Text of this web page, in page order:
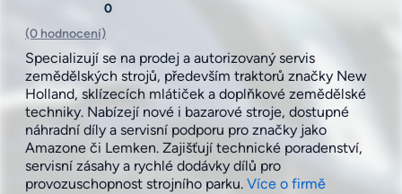
0
(0 hodnocení)
Specializují se na prodej a autorizovaný servis
zemědělských strojů, především traktorů značky New
Holland, sklízecích mlátiček a doplňkové zemědělské
techniky. Nabízejí nové i bazarové stroje, dostupné
náhradní díly a servisní podporu pro značky jako
Amazone či Lemken. Zajišťují technické poradenství,
servisní zásahy a rychlé dodávky dílů pro
provozuschopnost strojního parku. Více o firmě